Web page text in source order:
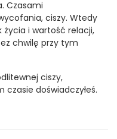
Czasami
ciszy. Wtedy
i wartość relacji,
chwilę przy tym
ciszy,
doświadczyłeś.